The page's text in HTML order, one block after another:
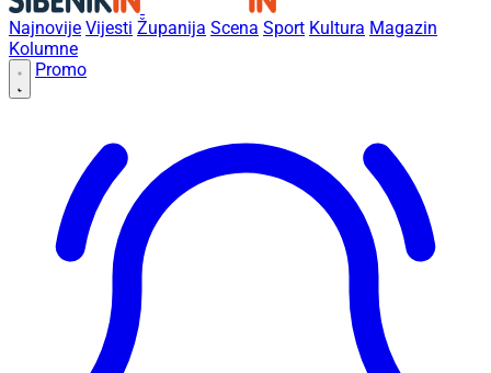
Najnovije Vijesti Županija Scena Sport Kultura Magazin
Kolumne
Promo